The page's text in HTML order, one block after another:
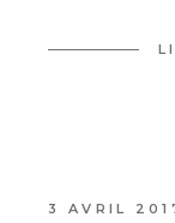
3 AVRIL